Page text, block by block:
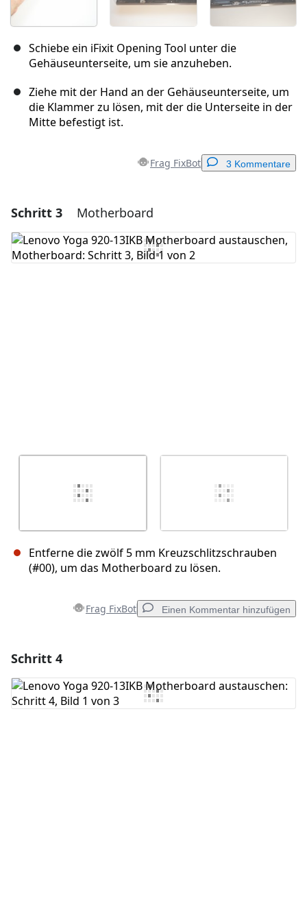
Schiebe ein iFixit Opening Tool unter die
Gehäuseunterseite, um sie anzuheben.
Ziehe mit der Hand an der Gehäuseunterseite, um
die Klammer zu lösen, mit der die Unterseite in der
Mitte befestigt ist.
Frag FixBot 3 Kommentare
Einen Kommentar hinzufügen
Kommentar hinzufügen
Schritt 3 Motherboard
Entferne die zwölf 5 mm Kreuzschlitzschrauben
(#00), um das Motherboard zu lösen.
Frag FixBot Einen Kommentar hinzufügen
Kommentar hinzufügen
Schritt 4